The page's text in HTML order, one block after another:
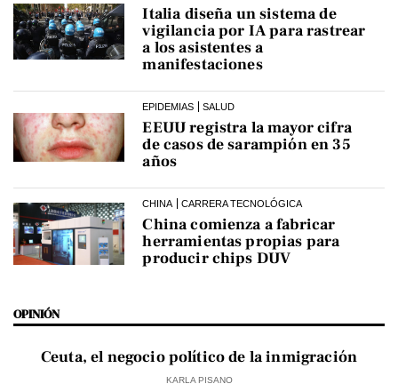
Italia diseña un sistema de
vigilancia por IA para rastrear
a los asistentes a
manifestaciones
EPIDEMIAS SALUD
EEUU registra la mayor cifra
de casos de sarampión en 35
años
CHINA CARRERA TECNOLÓGICA
China comienza a fabricar
herramientas propias para
producir chips DUV
OPINIÓN
Ceuta, el negocio político de la inmigración
KARLA PISANO